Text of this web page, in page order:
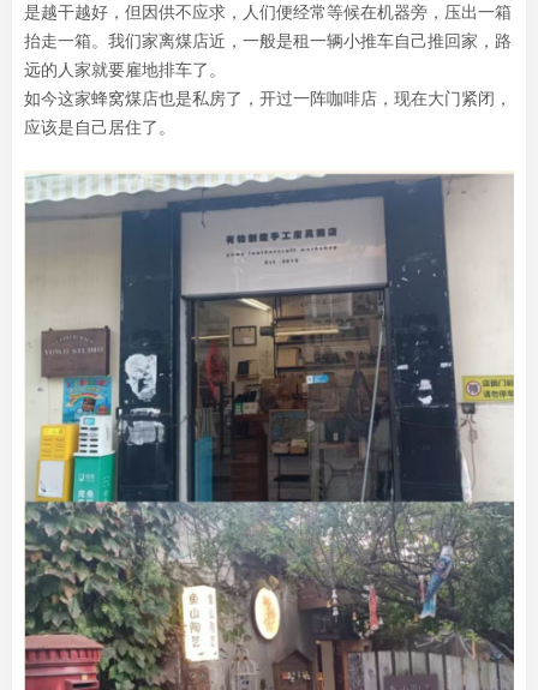
是越干越好，但因供不应求，人们便经常等候在机器旁，压出一箱
抬走一箱。我们家离煤店近，一般是租一辆小推车自己推回家，路
远的人家就要雇地排车了。
如今这家蜂窝煤店也是私房了，开过一阵咖啡店，现在大门紧闭，
应该是自己居住了。